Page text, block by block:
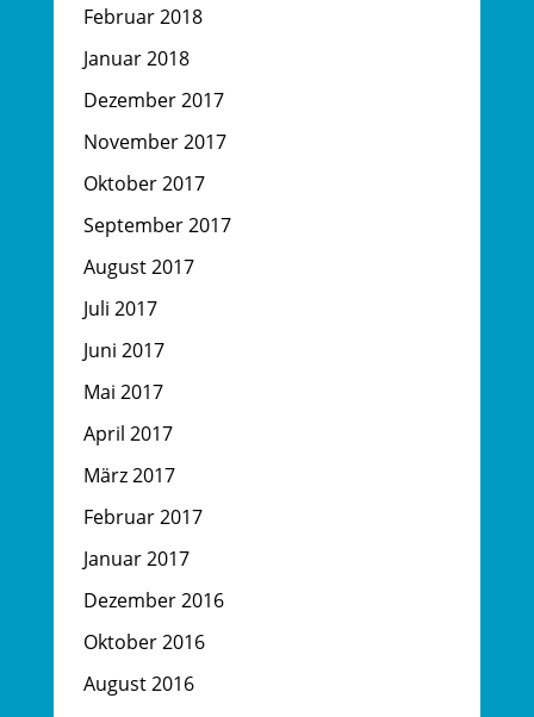
Februar 2018
Januar 2018
Dezember 2017
November 2017
Oktober 2017
September 2017
August 2017
Juli 2017
Juni 2017
Mai 2017
April 2017
März 2017
Februar 2017
Januar 2017
Dezember 2016
Oktober 2016
August 2016